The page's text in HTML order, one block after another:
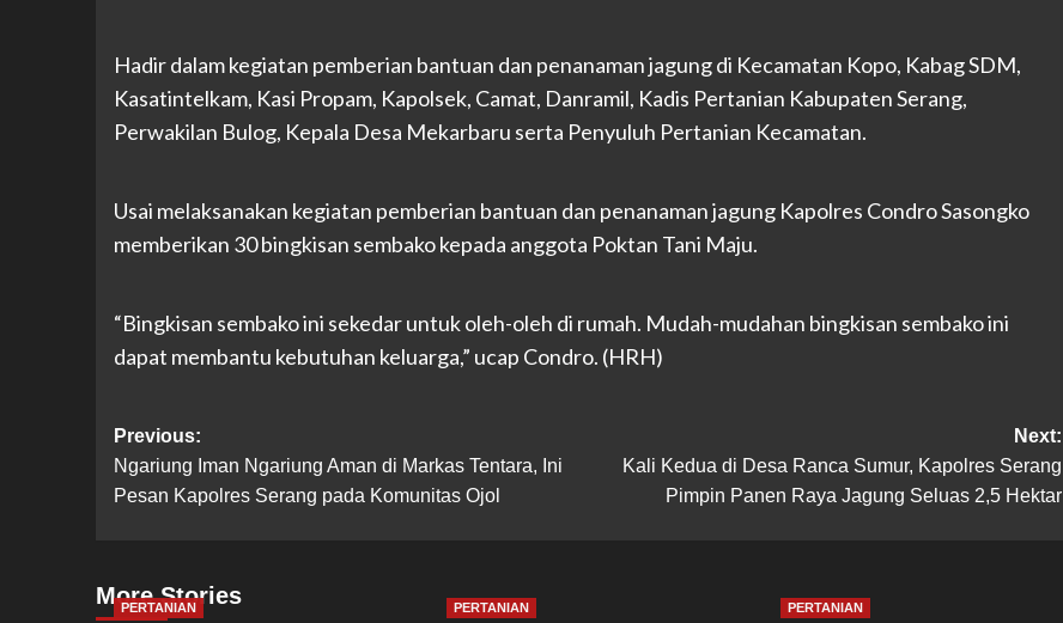
Hadir dalam kegiatan pemberian bantuan dan penanaman jagung di Kecamatan Kopo, Kabag SDM,
Kasatintelkam, Kasi Propam, Kapolsek, Camat, Danramil, Kadis Pertanian Kabupaten Serang,
Perwakilan Bulog, Kepala Desa Mekarbaru serta Penyuluh Pertanian Kecamatan.
Usai melaksanakan kegiatan pemberian bantuan dan penanaman jagung Kapolres Condro Sasongko
memberikan 30 bingkisan sembako kepada anggota Poktan Tani Maju.
“Bingkisan sembako ini sekedar untuk oleh-oleh di rumah. Mudah-mudahan bingkisan sembako ini
dapat membantu kebutuhan keluarga,” ucap Condro. (HRH)
Post
navigation
Previous:
Ngariung Iman Ngariung Aman di Markas Tentara, Ini
Pesan Kapolres Serang pada Komunitas Ojol
Next:
Kali Kedua di Desa Ranca Sumur, Kapolres Serang
Pimpin Panen Raya Jagung Seluas 2,5 Hektar
More Stories
PERTANIAN PERTANIAN PERTANIAN